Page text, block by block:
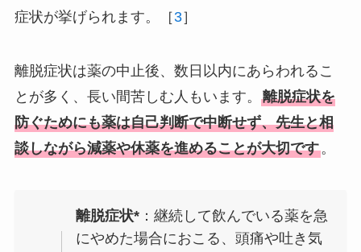
症状が挙げられます。［3］
離脱症状は薬の中止後、数日以内にあらわれるこ
とが多く、長い間苦しむ人もいます。 離脱症状を
防ぐためにも薬は自己判断で中断せず、先生と相
談しながら減薬や休薬を進めることが大切です。
離脱症状* ：継続して飲んでいる薬を急
にやめた場合におこる、頭痛や吐き気